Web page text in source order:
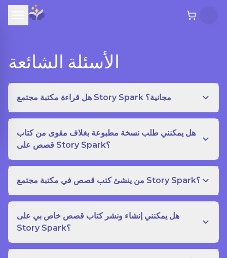
الأسئلة الشائعة
هل قراءة مكتبة مجتمع Story Spark مجانية؟
هل يمكنني طلب نسخة مطبوعة بغلاف مقوى من كتاب
قصص على Story Spark؟
من ينشئ كتب قصص في مكتبة مجتمع Story Spark؟
هل يمكنني إنشاء ونشر كتاب قصص خاص بي على
Story Spark؟